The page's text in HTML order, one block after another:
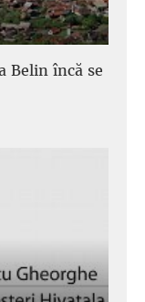
Belin încă se